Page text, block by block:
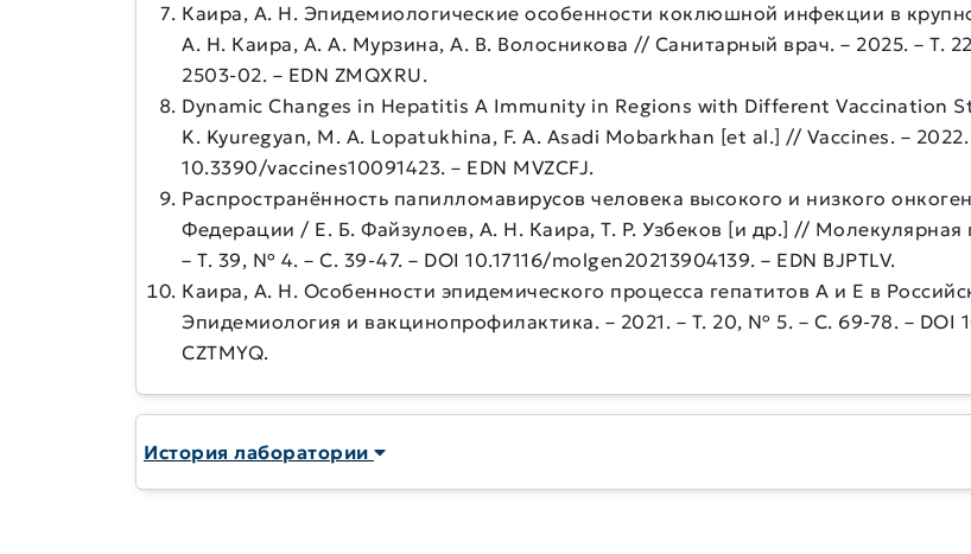
Каира, А. Н. Эпидемиологические особенности коклюшной инфекции в
А. Н. Каира, А. А. Мурзина, А. В. Волосникова // Санитарный врач. – 2025. – Т.
2503-02. – EDN ZMQXRU.
Dynamic Changes in Hepatitis A Immunity in Regions with Different Vaccination
K. Kyuregyan, M. A. Lopatukhina, F. A. Asadi Mobarkhan [et al.] // Vaccines. – 2022.
10.3390/vaccines10091423. – EDN MVZCFJ.
Распространённость папилломавирусов человека высокого и низкого
Федерации / Е. Б. Файзулоев, А. Н. Каира, Т. Р. Узбеков [и др.] // Молекулярная
– Т. 39, № 4. – С. 39-47. – DOI 10.17116/molgen20213904139. – EDN BJPTLV.
Каира, А. Н. Особенности эпидемического процесса гепатитов А и Е в
Эпидемиология и вакцинопрофилактика. – 2021. – Т. 20, № 5. – С. 69-78. – DOI
CZTMYQ.
История лаборатории